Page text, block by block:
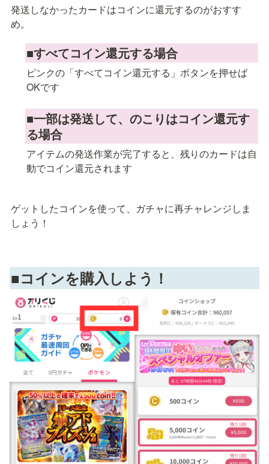
発送しなかったカードはコインに還元するのがおすす
め。
■すべてコイン還元する場合
ピンクの「すべてコイン還元する」ボタンを押せば
OKです
■一部は発送して、のこりはコイン還元す
る場合
アイテムの発送作業が完了すると、残りのカードは自
動でコイン還元されます
ゲットしたコインを使って、ガチャに再チャレンジしま
しょう！
■コインを購入しよう！